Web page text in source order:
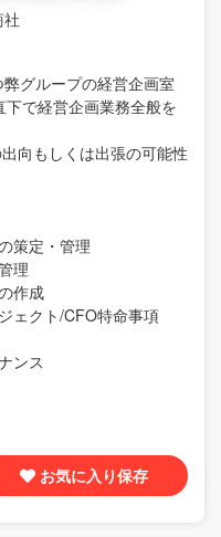
グループの経営企画室
で経営企画業務全般を
向もしくは出張の可能性
策定・管理
理
作成
ェクト/CFO特命事項
ンス
お気に入り保存